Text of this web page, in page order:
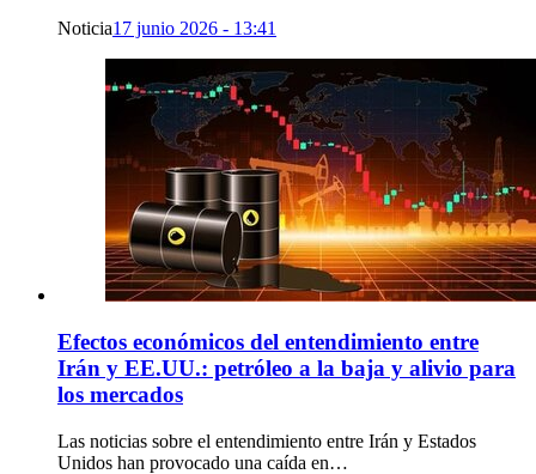
Noticia17 junio 2026 - 13:41
Efectos económicos del entendimiento entre
Irán y EE.UU.: petróleo a la baja y alivio para
los mercados
Las noticias sobre el entendimiento entre Irán y Estados
Unidos han provocado una caída en…